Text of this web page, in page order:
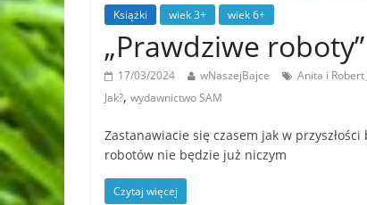
Książki wiek 3+ wiek 6+
„Prawdziwe
17/03/2024 wNaszejBajce Anita i Robert
Jak?, wydawnictwo SAM
Zastanawiacie się czasem jak w
robotów nie będzie już niczym
Czytaj więcej